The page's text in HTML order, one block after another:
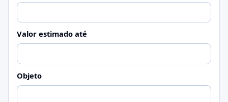
Valor estimado até
Objeto